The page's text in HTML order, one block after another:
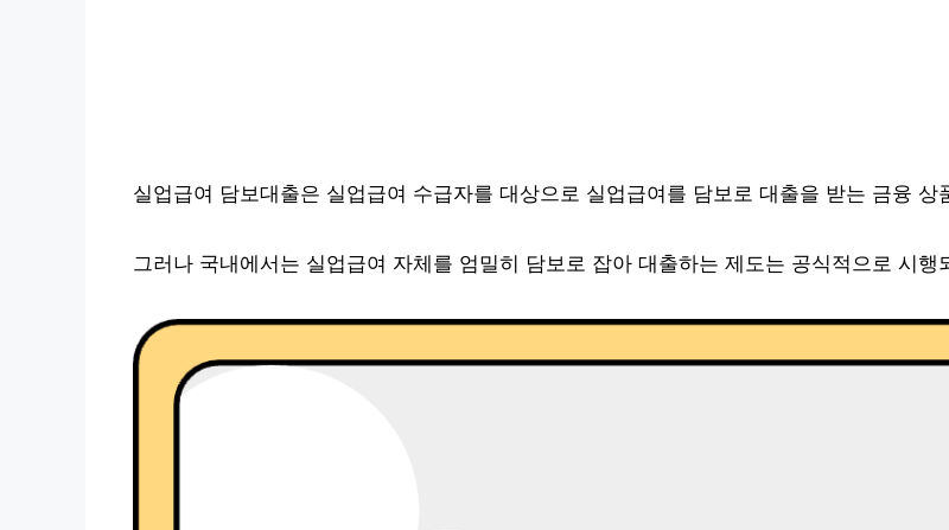
실업급여 담보대출은 실업급여 수급자를 대상으로 실업급여를 담보로 대출을 받는 금융 상
그러나 국내에서는 실업급여 자체를 엄밀히 담보로 잡아 대출하는 제도는 공식적으로 시행